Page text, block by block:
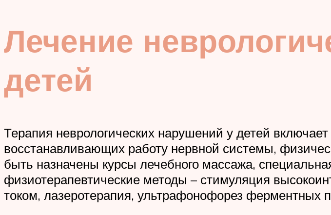
Лечение
детей
Терапия неврологических нарушений у детей
восстанавливающих работу нервной системы,
быть назначены курсы лечебного массажа,
физиотерапевтические методы – стимуляция
током, лазеротерапия, ультрафонофорез ферментных